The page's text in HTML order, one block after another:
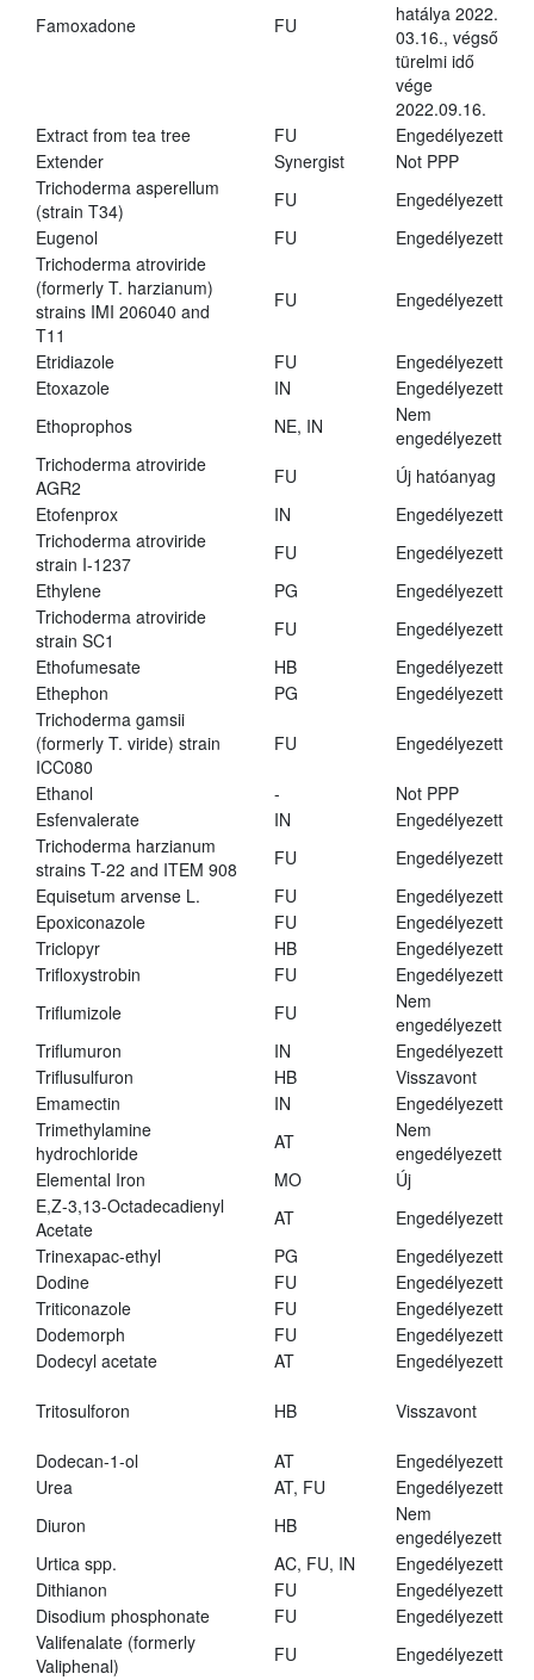
Famoxadone FU
hatálya 2022.
03.16., végső
türelmi idő
vége
2022.09.16.
Extract from tea tree
FU
Engedélyezett
Extender
Synergist
Not PPP
Trichoderma asperellum
(strain T34)
FU
Engedélyezett
Eugenol
FU
Engedélyezett
Trichoderma atroviride
(formerly T. harzianum)
strains IMI 206040 and
T11
FU Engedélyezett
Etridiazole FU
Engedélyezett
Etoxazole
IN
Engedélyezett
Ethoprophos
NE, IN
Nem
engedélyezett
Trichoderma atroviride
AGR2
FU
Új hatóanyag
Etofenprox
IN
Engedélyezett
Trichoderma atroviride
strain I-1237
FU
Engedélyezett
Ethylene
PG
Engedélyezett
Trichoderma atroviride
strain SC1
FU
Engedélyezett
Ethofumesate
HB
Engedélyezett
Ethephon
PG
Engedélyezett
Trichoderma gamsii
(formerly T. viride) strain
ICC080
FU Engedélyezett
Ethanol -
Not PPP
Esfenvalerate
IN
Engedélyezett
Trichoderma harzianum
strains T-22 and ITEM 908
FU
Engedélyezett
Equisetum arvense L.
FU
Engedélyezett
Epoxiconazole
FU
Engedélyezett
Triclopyr
HB
Engedélyezett
Trifloxystrobin
FU
Engedélyezett
Triflumizole
FU
Nem
engedélyezett
Triflumuron
IN
Engedélyezett
Triflusulfuron
HB
Visszavont
Emamectin
IN
Engedélyezett
Trimethylamine
hydrochloride
AT
Nem
engedélyezett
Elemental Iron
MO
Új
E,Z-3,13-Octadecadienyl
Acetate
AT
Engedélyezett
Trinexapac-ethyl
PG
Engedélyezett
Dodine
FU
Engedélyezett
Triticonazole
FU
Engedélyezett
Dodemorph
FU
Engedélyezett
Dodecyl acetate
AT Engedélyezett
Tritosulforon HB Visszavont
Dodecan-1-ol AT
Engedélyezett
Urea
AT, FU
Engedélyezett
Diuron
HB
Nem
engedélyezett
Urtica spp.
AC, FU, IN
Engedélyezett
Dithianon
FU
Engedélyezett
Disodium phosphonate
FU
Engedélyezett
Valifenalate (formerly
Valiphenal)
FU Engedélyezett